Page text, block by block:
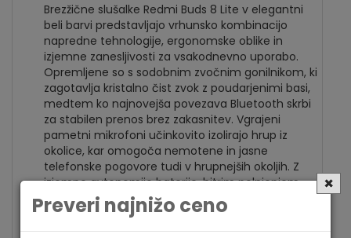
×
Preveri najnižo ceno
Brezžične slušalke Redmi Buds 8 Lite v elegantni
beli barvi predstavljajo vrhunsko kombinacijo
napredne tehnologije, ergonomske oblike in
izjemne zanesljivosti za vsakodnevno uporabo.
Opremljene so s sodobnim zvočnim gonilnikom, ki
zagotavlja kristalno čist zvok z poudarjenimi basi,
medtem ko najnovejša povezava Bluetooth skrbi
za stabilen prenos brez zakasnitev. Vgrajeni
pametni mikrofoni učinkovito izolirajo hrup iz
okolice, kar omogoča nemotene in jasne
telefonske pogovore tudi v hrupnejših okoljih. Z
izjemno avtonomijo baterije, hitrim polnjenjem
prek vmesnika Type-C ter povečano odpornostjo
na vlago so te slušalke popoln sopotnik za delo,
šport in prosti čas.